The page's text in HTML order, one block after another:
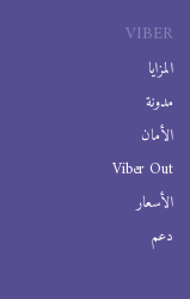
VIBER
المزايا
مدونة
الأمان
Viber Out
الأسعار
دعم